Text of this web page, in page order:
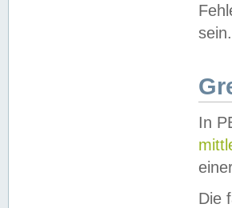
sein.
In
Die